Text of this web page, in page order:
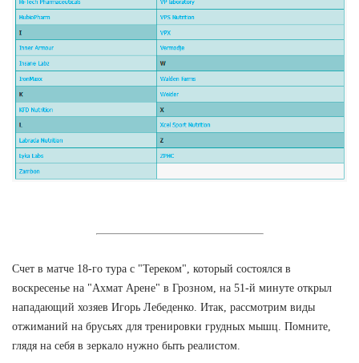
Счет в матче 18-го тура с "Тереком", который состоялся в
воскресенье на "Ахмат Арене" в Грозном, на 51-й минуте открыл
нападающий хозяев Игорь Лебеденко. Итак, рассмотрим виды
отжиманий на брусьях для тренировки грудных мышц. Помните,
глядя на себя в зеркало нужно быть реалистом.